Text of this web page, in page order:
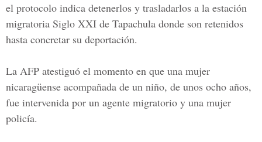
el protocolo indica detenerlos y trasladarlos a la estación
migratoria Siglo XXI de Tapachula donde son retenidos
hasta concretar su deportación.
La AFP atestiguó el momento en que una mujer
nicaragüense acompañada de un niño, de unos ocho años,
fue intervenida por un agente migratorio y una mujer
policía.